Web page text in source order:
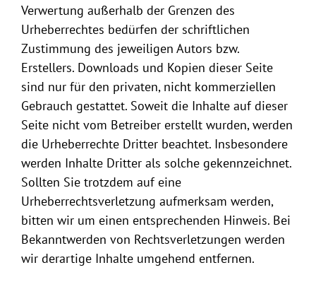
Verwertung außerhalb der Grenzen des
Urheberrechtes bedürfen der schriftlichen
Zustimmung des jeweiligen Autors bzw.
Erstellers. Downloads und Kopien dieser Seite
sind nur für den privaten, nicht kommerziellen
Gebrauch gestattet. Soweit die Inhalte auf dieser
Seite nicht vom Betreiber erstellt wurden, werden
die Urheberrechte Dritter beachtet. Insbesondere
werden Inhalte Dritter als solche gekennzeichnet.
Sollten Sie trotzdem auf eine
Urheberrechtsverletzung aufmerksam werden,
bitten wir um einen entsprechenden Hinweis. Bei
Bekanntwerden von Rechtsverletzungen werden
wir derartige Inhalte umgehend entfernen.